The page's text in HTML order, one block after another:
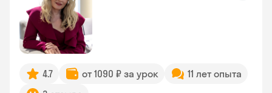
4.7 от 1090 ₽ за урок
11 лет опыта